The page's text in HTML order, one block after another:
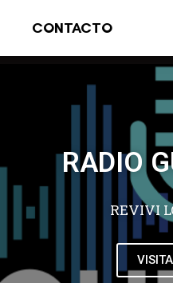
CONTACTO
RADIO
REVIVI